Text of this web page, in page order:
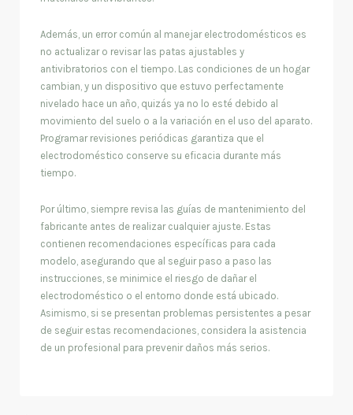
Además, un error común al manejar electrodomésticos es
no actualizar o revisar las patas ajustables y
antivibratorios con el tiempo. Las condiciones de un hogar
cambian, y un dispositivo que estuvo perfectamente
nivelado hace un año, quizás ya no lo esté debido al
movimiento del suelo o a la variación en el uso del aparato.
Programar revisiones periódicas garantiza que el
electrodoméstico conserve su eficacia durante más
tiempo.
Por último, siempre revisa las guías de mantenimiento del
fabricante antes de realizar cualquier ajuste. Estas
contienen recomendaciones específicas para cada
modelo, asegurando que al seguir paso a paso las
instrucciones, se minimice el riesgo de dañar el
electrodoméstico o el entorno donde está ubicado.
Asimismo, si se presentan problemas persistentes a pesar
de seguir estas recomendaciones, considera la asistencia
de un profesional para prevenir daños más serios.